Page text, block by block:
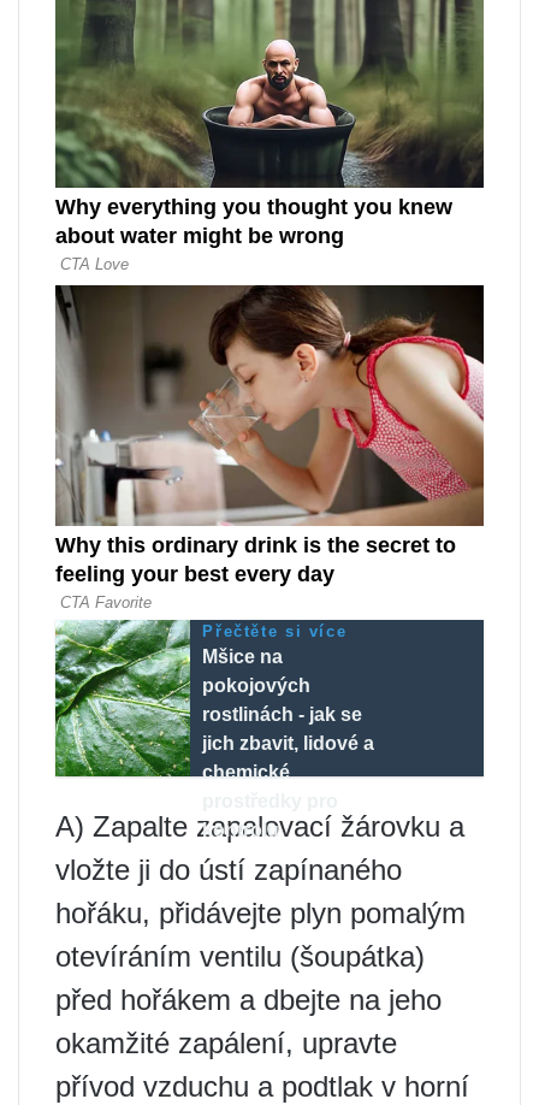
Přečtěte si více
Mšice na
pokojových
rostlinách - jak se
jich zbavit, lidové a
chemické
kontrolu
A) Zapalte zapalovací žárovku a
vložte ji do ústí zapínaného
hořáku, přidávejte plyn pomalým
otevíráním ventilu (šoupátka)
před hořákem a dbejte na jeho
okamžité zapálení, upravte
přívod vzduchu a podtlak v horní